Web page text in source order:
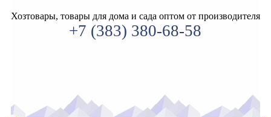
Хозтовары, товары для дома и сада оптом от производителя
+7 (383) 380-68-58